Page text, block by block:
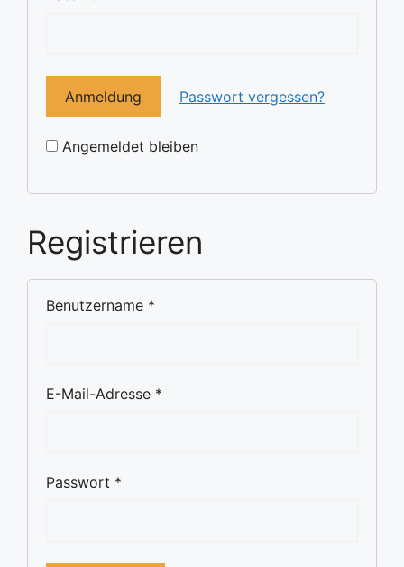
Passwort vergessen?
Angemeldet bleiben
Registrieren
Benutzername *
E-Mail-Adresse *
Passwort *